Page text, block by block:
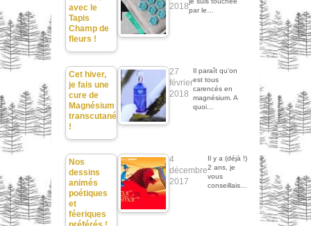
avec le
Tapis
Champ de
fleurs !
2018par le…
Cet hiver,
je fais une
cure de
Magnésium
transcutané
!
27
février
2018
Il paraît qu'on
est tous
carencés en
magnésium. A
quoi…
Nos
dessins
animés
poétiques
et
féeriques
4
décembre
2017
Il y a (déjà !)
2 ans, je
vous
conseillais…